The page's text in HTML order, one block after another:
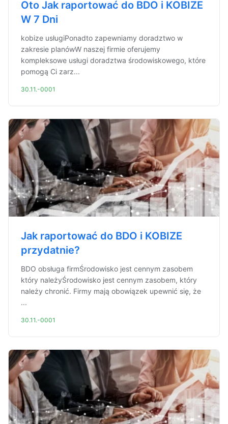
Oto Jak raportować do BDO i KOBIZE
W 7 Dni
kobize usługiPonadto zapewniamy doradztwo w
zakresie planówW naszej firmie oferujemy
kompleksowe usługi doradztwa środowiskowego, które
pomogą Ci zarz...
30.11.-0001
Jak raportować do BDO i KOBIZE
przydatnie?
BDO obsługa firmŚrodowisko jest cennym zasobem
który należyŚrodowisko jest cennym zasobem, który
należy chronić. Firmy mają obowiązek upewnić się, że
...
30.11.-0001